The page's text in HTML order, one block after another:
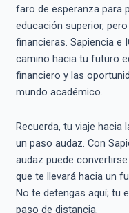
faro de esperanza para
educación superior,
financieras. Sapiencia e
camino hacia tu futuro
financiero y las
mundo académico.
Recuerda, tu viaje
un paso audaz. Con
audaz puede
que te llevará hacia un
No te detengas aquí; tu
paso de distancia.